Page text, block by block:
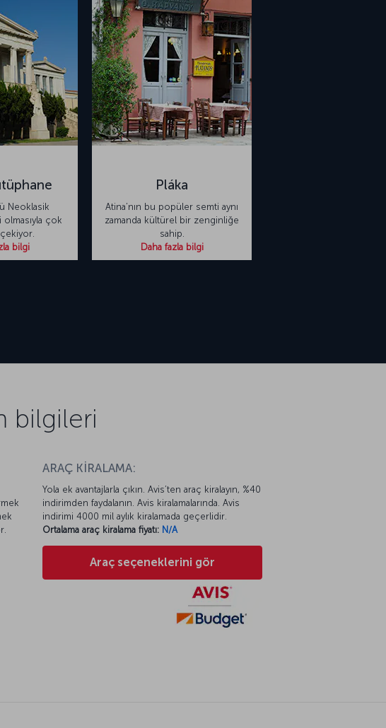
Neoklasik
olmasıyla çok
bilgi
Pláka
Atina’nın bu popüler semti aynı
zamanda kültürel bir zenginliğe
sahip.
Daha fazla bilgi
bilgileri
ARAÇ KİRALAMA:
Yola ek avantajlarla çıkın. Avis’ten araç kiralayın, %40
indirimden faydalanın. Avis kiralamalarında. Avis
indirimi 4000 mil aylık kiralamada geçerlidir.
Ortalama araç kiralama fiyatı: N/A
Araç seçeneklerini gör